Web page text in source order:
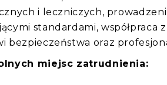
i leczniczych,
standardami,
bezpieczeństwa oraz
miejsc zatrudnienia: